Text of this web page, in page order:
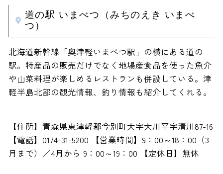
道の駅 いまべつ（みちのえき いまべ
つ）
北海道新幹線「奥津軽いまべつ駅」の横にある道の
駅。特産品の販売だけでなく地場産食品を使った魚介
や山菜料理が楽しめるレストランも併設している。津
軽半島北部の観光情報、釣り情報も紹介してくれる。
【住所】青森県東津軽郡今別町大字大川平字清川87-16
【電話】0174-31-5200 【営業時間】9：00～18：00（3
月まで）／4月から 9：00～19：00 【定休日】無休